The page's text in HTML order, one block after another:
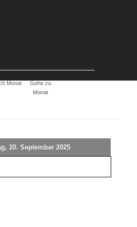
Monat
Gehe zu
Monat
20. September 2025